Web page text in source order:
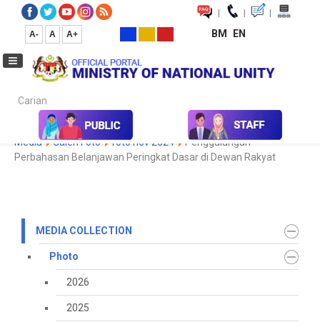
| | |
A- A A+ BM EN
Carian...
Media Media Collection Photo 2022
Koleksi
Media
Galeri Foto foto nov 2024
Penggulungan
Perbahasan Belanjawan Peringkat Dasar di Dewan Rakyat
MEDIA COLLECTION
Photo
2026
2025